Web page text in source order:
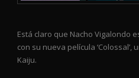
Está claro que Nacho Vigalondo
con su nueva película
Kaiju.